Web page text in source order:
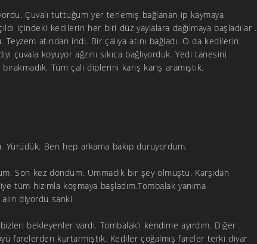
Çuvalı tuttuğum yer terlemiş bağlanan ip kaymaya
içindeki kedilerin her biri düz yaylalara dağılmaya başladılar .
atından indi. Bir çalıya atını bağladı. O da kedilerin
çuvala koyuyor ağzını sıkıca bağlıyorduk. Yedi tanesini
Tüm çalı diplerini karış karış aramıştık.
Yürüdük. Ben hep arkama bakıp duruyordum.
Son kez döndüm. Ummadık bir şey olmuştu. Karşıdan
tüm hızımla koşmaya başladım.Tombalak yanıma
alın diyordu sanki.
bekleyenler vardı. Tombalak’ı kendime ayırdım. Diğer
farelerden kurtarmıştık. Kediler çoğalmış fareler terki diyar